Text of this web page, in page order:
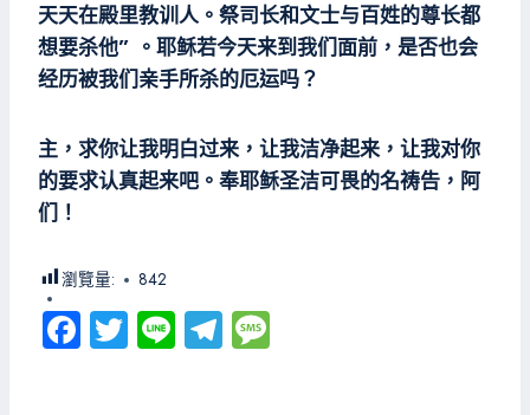
天天在殿里教训人。祭司长和文士与百姓的尊长都
想要杀他” 。耶稣若今天来到我们面前，是否也会
经历被我们亲手所杀的厄运吗？
主，求你让我明白过来，让我洁净起来，让我对你
的要求认真起来吧。奉耶稣圣洁可畏的名祷告，阿
们！
瀏覽量: 842
Fa
ce
T
wi
Li
ne
Te
le